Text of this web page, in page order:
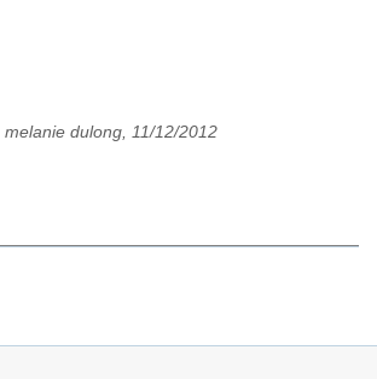
melanie dulong, 11/12/2012